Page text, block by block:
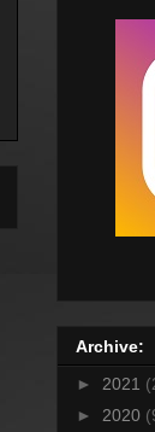
Archive:
► 2021
► 2020